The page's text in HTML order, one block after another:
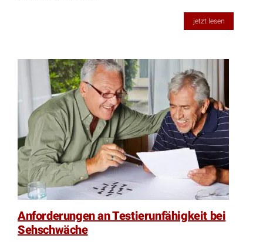
jetzt lesen
Anforderungen an Testierunfähigkeit bei
Sehschwäche